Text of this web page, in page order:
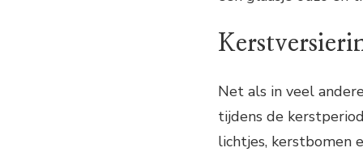
Net als in veel
tijdens de
lichtjes, kerstbomen